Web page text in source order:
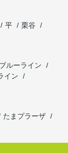
平
栗谷
ブルーライン
イン
たまプラーザ